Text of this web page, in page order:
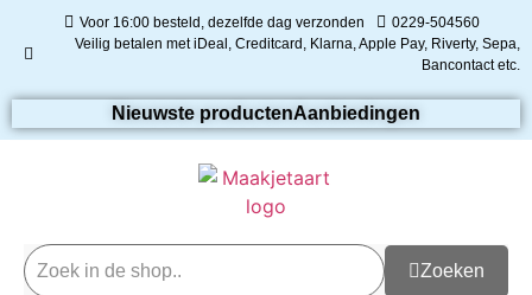
Voor 16:00 besteld, dezelfde dag verzonden
0229-504560
Veilig betalen met iDeal, Creditcard, Klarna, Apple Pay, Riverty, Sepa,
Bancontact etc.
Nieuwste productenAanbiedingen
Zoeken